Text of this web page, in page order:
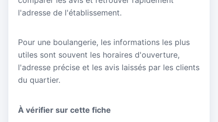
l'adresse de l'établissement.
Pour une boulangerie, les informations les plus
utiles sont souvent les horaires d'ouverture,
l'adresse précise et les avis laissés par les clients
du quartier.
À vérifier sur cette fiche